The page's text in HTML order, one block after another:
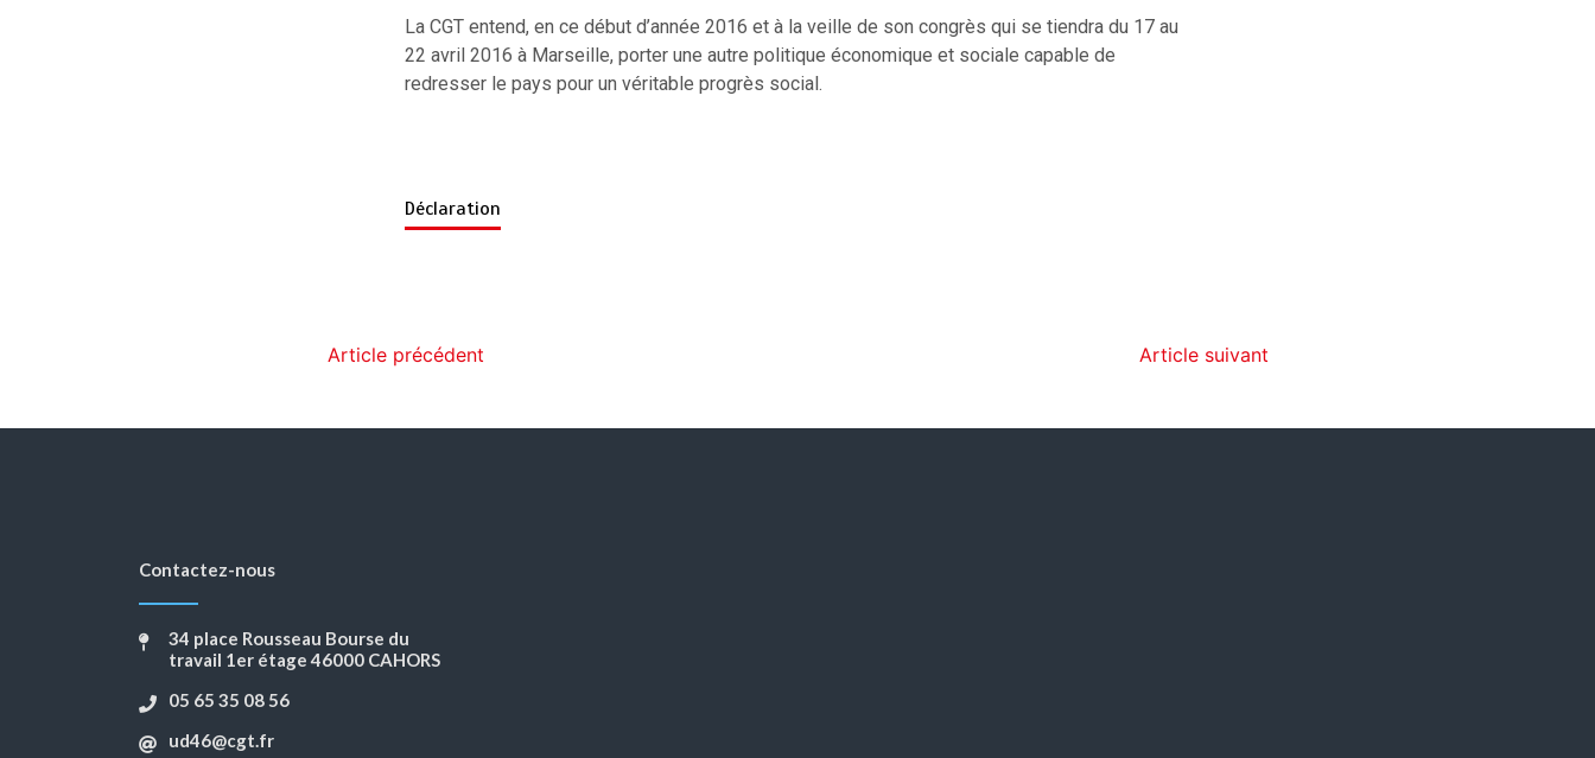
La CGT entend, en ce début d’année 2016 et à la veille de son congrès qui se tiendra du 17 au
22 avril 2016 à Marseille, porter une autre politique économique et sociale capable de
redresser le pays pour un véritable progrès social.
Déclaration
Article précédent Article suivant
Contactez-nous
34 place Rousseau Bourse du
travail 1er étage 46000 CAHORS
05 65 35 08 56
ud46@cgt.fr